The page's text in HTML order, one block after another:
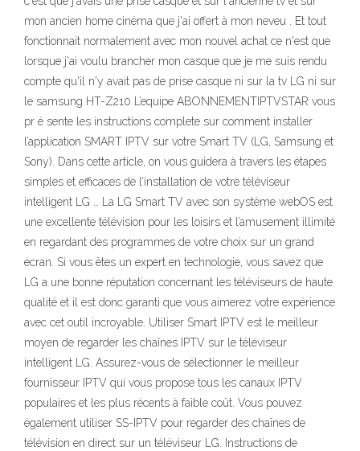
mon ancien home cinéma que j'ai offert à mon neveu . Et tout
fonctionnait normalement avec mon nouvel achat ce n'est que
lorsque j'ai voulu brancher mon casque que je me suis rendu
compte qu'il n'y avait pas de prise casque ni sur la tv LG ni sur
le samsung HT-Z210 L’equipe ABONNEMENTIPTVSTAR vous
pr é sente les instructions complete sur comment installer
l’application SMART IPTV sur votre Smart TV (LG, Samsung et
Sony). Dans cette article, on vous guidera à travers les étapes
simples et efficaces de l’installation de votre téléviseur
intelligent LG … La LG Smart TV avec son système webOS est
une excellente télévision pour les loisirs et l’amusement illimité
en regardant des programmes de votre choix sur un grand
écran. Si vous êtes un expert en technologie, vous savez que
LG a une bonne réputation concernant les téléviseurs de haute
qualité et il est donc garanti que vous aimerez votre expérience
avec cet outil incroyable. Utiliser Smart IPTV est le meilleur
moyen de regarder les chaînes IPTV sur le téléviseur
intelligent LG. Assurez-vous de sélectionner le meilleur
fournisseur IPTV qui vous propose tous les canaux IPTV
populaires et les plus récents à faible coût. Vous pouvez
également utiliser SS-IPTV pour regarder des chaînes de
télévision en direct sur un téléviseur LG. Instructions de